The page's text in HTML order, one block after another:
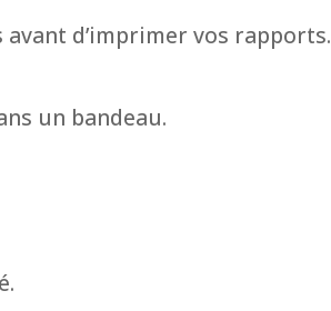
d’imprimer vos rapports.
un bandeau.